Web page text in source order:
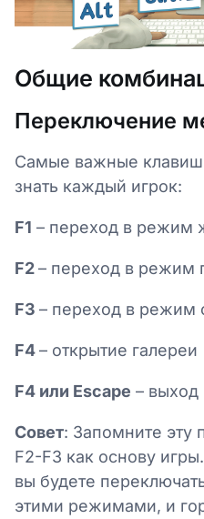
Общие
Переключение
Самые важные
знать каждый игрок:
F1 – переход в режим
F2– переход в режим
F3 – переход в режим
F4– открытие галереи
F4 или Escape – выход
Совет: Запомните эту
F2-F3 как основу
вы будете
этими режимами, и